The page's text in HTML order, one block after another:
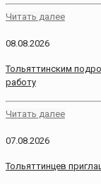
Читать далее
08.08.2026
Тольяттинским
работу
Читать далее
07.08.2026
Тольяттинцев